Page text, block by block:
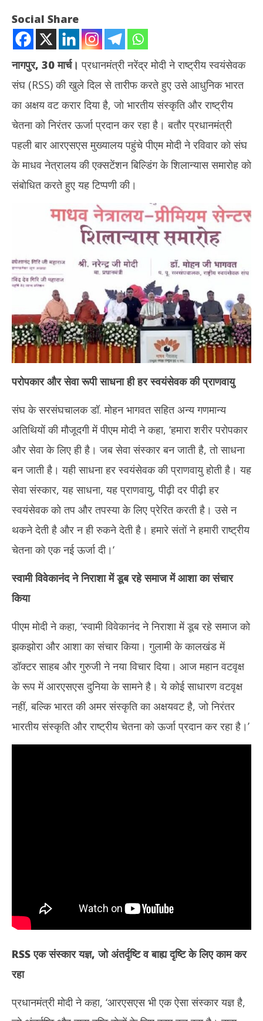
NOW VIEWING
नागपुर में पीएम मोदी बोले – आरएसएस साधारण वटवृक्ष नहीं बल्कि भारत की अमर
संस्कृति का अक्षयवट
30,
Social Share
नागपुर, 30 मार्च। प्रधानमंत्री नरेंद्र मोदी ने राष्ट्रीय स्वयंसेवक
संघ (RSS) की खुले दिल से तारीफ करते हुए उसे आधुनिक भारत
का अक्षय वट करार दिया है, जो भारतीय संस्कृति और राष्ट्रीय
चेतना को निरंतर ऊर्जा प्रदान कर रहा है। बतौर प्रधानमंत्री
पहली बार आरएसएस मुख्यालय पहुंचे पीएम मोदी ने रविवार को संघ
के माधव नेत्रालय की एक्सटेंशन बिल्डिंग के शिलान्यास समारोह को
संबोधित करते हुए यह टिप्पणी की।
परोपकार और सेवा रूपी साधना ही हर स्वयंसेवक की प्राणवायु
संघ के सरसंघचालक डॉ. मोहन भागवत सहित अन्य गणमान्य
अतिथियों की मौजूदगी में पीएम मोदी ने कहा, ‘हमारा शरीर परोपकार
और सेवा के लिए ही है। जब सेवा संस्कार बन जाती है, तो साधना
बन जाती है। यही साधना हर स्वयंसेवक की प्राणवायु होती है। यह
सेवा संस्कार, यह साधना, यह प्राणवायु, पीढ़ी दर पीढ़ी हर
स्वयंसेवक को तप और तपस्या के लिए प्रेरित करती है। उसे न
थकने देती है और न ही रुकने देती है। हमारे संतों ने हमारी राष्ट्रीय
चेतना को एक नई ऊर्जा दी।‘
स्वामी विवेकानंद ने निराशा में डूब रहे समाज में आशा का संचार
किया
पीएम मोदी ने कहा, ‘स्वामी विवेकानंद ने निराशा में डूब रहे समाज को
झकझोरा और आशा का संचार किया। गुलामी के कालखंड में
डॉक्टर साहब और गुरुजी ने नया विचार दिया। आज महान वटवृक्ष
के रूप में आरएसएस दुनिया के सामने है। ये कोई साधारण वटवृक्ष
नहीं, बल्कि भारत की अमर संस्कृति का अक्षयवट है, जो निरंतर
भारतीय संस्कृति और राष्ट्रीय चेतना को ऊर्जा प्रदान कर रहा है।’
RSSएक संस्कार यज्ञ, जो अंतर्दृष्टि व बाह्य दृष्टि के लिए काम कर
रहा
प्रधानमंत्री मोदी ने कहा, ‘आरएसएस भी एक ऐसा संस्कार यज्ञ है,